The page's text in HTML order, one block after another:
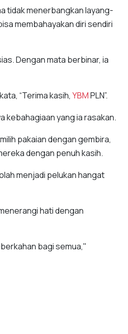
tidak menerbangkan layang-
membahayakan diri sendiri
Dengan mata berbinar, ia
“Terima kasih, YBMPLN”.
kebahagiaan yang ia rasakan.
pakaian dengan gembira,
dengan penuh kasih.
menjadi pelukan hangat
hati dengan
bagi semua,"